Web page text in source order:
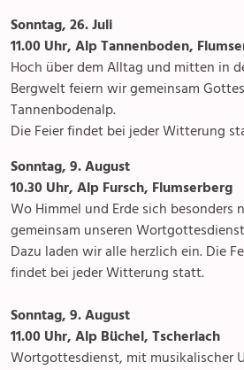
Sonntag, 26. Juli
11.00 Uhr, Alp Tannenboden,
Hoch über dem Alltag und mitten in
Bergwelt feiern wir gemeinsam
Tannenbodenalp.
Die Feier findet bei jeder Witterung
Sonntag, 9. August
10.30 Uhr, Alp Fursch, Flumserberg
Wo Himmel und Erde sich besonders
gemeinsam unseren
Dazu laden wir alle herzlich ein. Die
findet bei jeder Witterung statt.
Sonntag, 9. August
11.00 Uhr, Alp Büchel, Tscherlach
Wortgottesdienst, mit musikalischer